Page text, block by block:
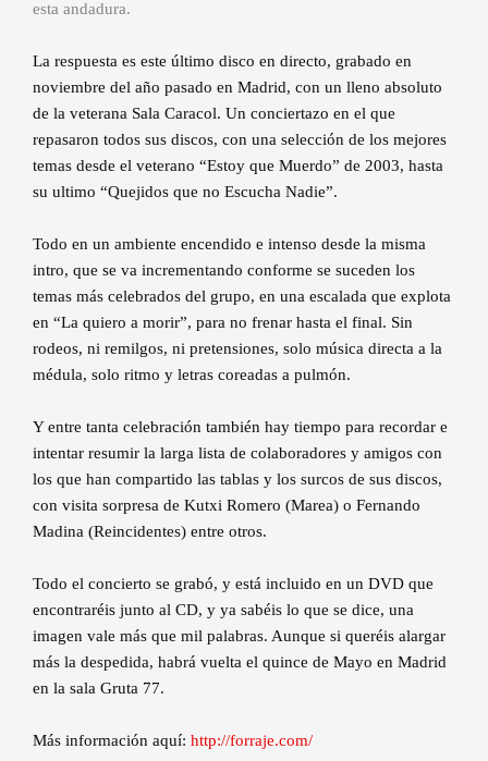
esta andadura.
La respuesta es este último disco en directo, grabado en
noviembre del año pasado en Madrid, con un lleno absoluto
de la veterana Sala Caracol. Un conciertazo en el que
repasaron todos sus discos, con una selección de los mejores
temas desde el veterano “Estoy que Muerdo” de 2003, hasta
su ultimo “Quejidos que no Escucha Nadie”.
Todo en un ambiente encendido e intenso desde la misma
intro, que se va incrementando conforme se suceden los
temas más celebrados del grupo, en una escalada que explota
en “La quiero a morir”, para no frenar hasta el final. Sin
rodeos, ni remilgos, ni pretensiones, solo música directa a la
médula, solo ritmo y letras coreadas a pulmón.
Y entre tanta celebración también hay tiempo para recordar e
intentar resumir la larga lista de colaboradores y amigos con
los que han compartido las tablas y los surcos de sus discos,
con visita sorpresa de Kutxi Romero (Marea) o Fernando
Madina (Reincidentes) entre otros.
Todo el concierto se grabó, y está incluido en un DVD que
encontraréis junto al CD, y ya sabéis lo que se dice, una
imagen vale más que mil palabras. Aunque si queréis alargar
más la despedida, habrá vuelta el quince de Mayo en Madrid
en la sala Gruta 77.
Más información aquí: http://forraje.com/